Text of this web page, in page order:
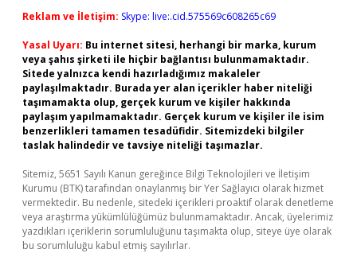
Reklam ve İletişim: Skype: live:.cid.575569c608265c69
Yasal Uyarı: Bu internet sitesi, herhangi bir marka, kurum
veya şahıs şirketi ile hiçbir bağlantısı bulunmamaktadır.
Sitede yalnızca kendi hazırladığımız makaleler
paylaşılmaktadır. Burada yer alan içerikler haber niteliği
taşımamakta olup, gerçek kurum ve kişiler hakkında
paylaşım yapılmamaktadır. Gerçek kurum ve kişiler ile isim
benzerlikleri tamamen tesadüfidir. Sitemizdeki bilgiler
taslak halindedir ve tavsiye niteliği taşımazlar.
Sitemiz, 5651 Sayılı Kanun gereğince Bilgi Teknolojileri ve İletişim
Kurumu (BTK) tarafından onaylanmış bir Yer Sağlayıcı olarak hizmet
vermektedir. Bu nedenle, sitedeki içerikleri proaktif olarak denetleme
veya araştırma yükümlülüğümüz bulunmamaktadır. Ancak, üyelerimiz
yazdıkları içeriklerin sorumluluğunu taşımakta olup, siteye üye olarak
bu sorumluluğu kabul etmiş sayılırlar.